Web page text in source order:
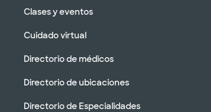
Clases y eventos
Cuidado virtual
Directorio de médicos
Directorio de ubicaciones
Directorio de Especialidades